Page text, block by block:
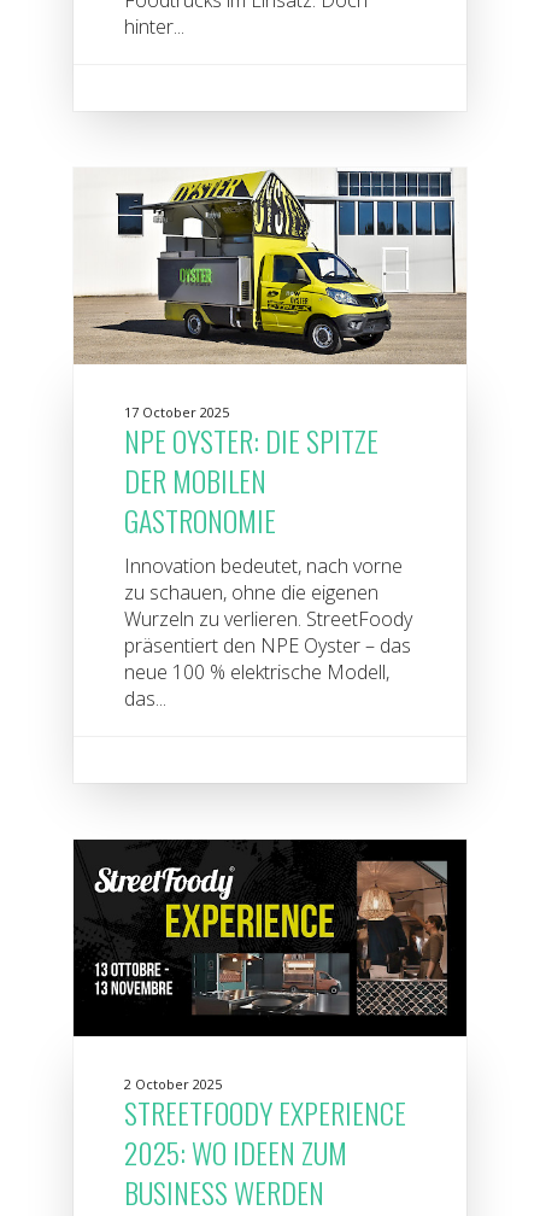
hinter...
17 October 2025
NPE OYSTER: DIE SPITZE
DER MOBILEN
GASTRONOMIE
Innovation bedeutet, nach vorne
zu schauen, ohne die eigenen
Wurzeln zu verlieren. StreetFoody
präsentiert den NPE Oyster – das
neue 100 % elektrische Modell,
das...
2 October 2025
STREETFOODY EXPERIENCE
2025: WO IDEEN ZUM
BUSINESS WERDEN